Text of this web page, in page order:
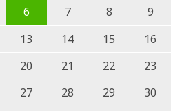
6 7 8
9
13 14 15
16
20 21 22
23
27 28 29
30